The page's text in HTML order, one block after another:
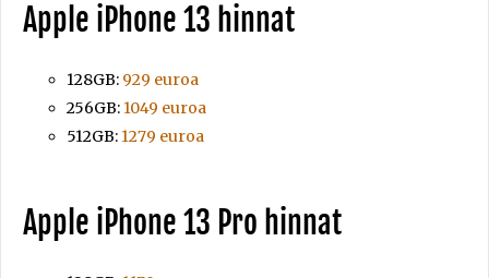
Apple iPhone 13 hinnat
128GB: 929 euroa
256GB: 1049 euroa
512GB: 1279 euroa
Apple iPhone 13 Pro hinnat